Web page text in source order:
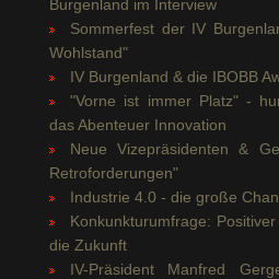
Burgenland im Interview
Sommerfest der IV
Wohlstand"
IV Burgenland & die IBOBB
"Vorne ist immer Platz" -
das Abenteuer Innovation
Neue Vizepräsidenten &
Retroforderungen"
Industrie 4.0 - die große
Konkunkturumfrage:
die Zukunft
IV-Präsident Manfred